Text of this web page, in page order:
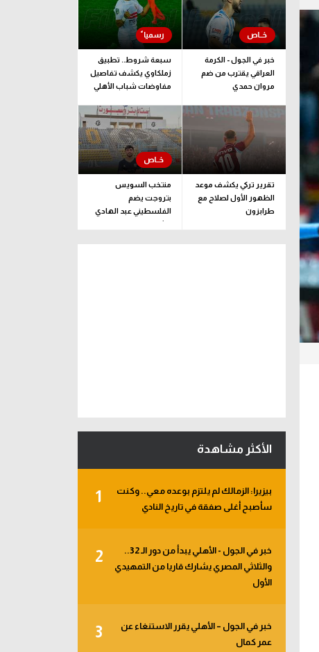
خبر في الجول - الكرمة
العراقي يقترب من ضم
مروان حمدي
سبعة شروط.. تطبيق
زملكاوي يكشف تفاصيل
مفاوضات شباب الأهلي
تقرير تركي يكشف موعد
الظهور الأول لصلاح مع
طرابزون
منتخب السويس
بتروجت يضم
الفلسطيني عبد الهادي
راشد
الأكثر مشاهدة
1
بيزيرا: الزمالك لم يلتزم بوعده معي.. وكنت
سأصبح أغلى صفقة في تاريخ النادي
2
خبر في الجول - الأهلي يبدأ من دور الـ 32..
والثلاثي المصري يشارك قاريا من التمهيدي
الأول
3
خبر في الجول – الأهلي يقرر الاستنغاء عن
عمر كمال